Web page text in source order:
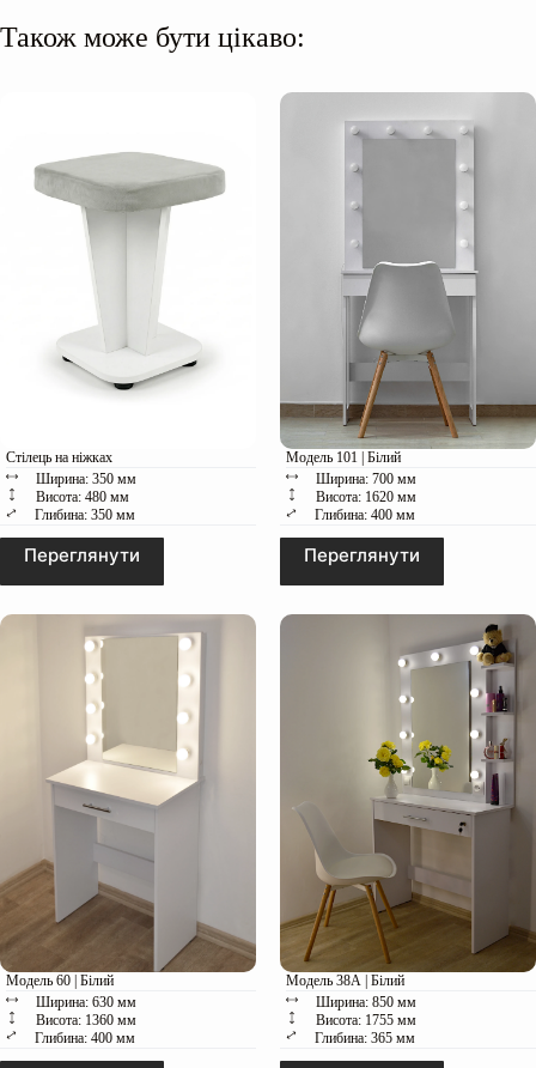
Також може бути цікаво:
Стілець на ніжках
Ширина: 350 мм
Висота: 480 мм
Глибина: 350 мм
Переглянути
Модель 101 | Білий
Ширина: 700 мм
Висота: 1620 мм
Глибина: 400 мм
Переглянути
Модель 60 | Білий
Ширина: 630 мм
Висота: 1360 мм
Глибина: 400 мм
Модель 38А | Білий
Ширина: 850 мм
Висота: 1755 мм
Глибина: 365 мм